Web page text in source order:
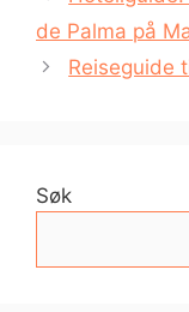
de Palma på
Reiseguide
Søk